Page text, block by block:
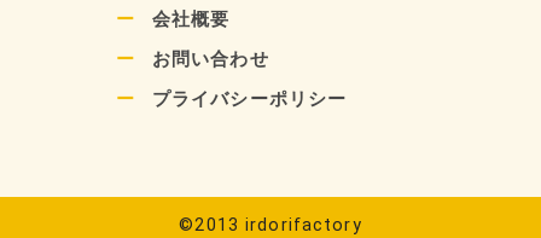
会社概要
お問い合わせ
プライバシーポリシー
©2013 irdorifactory